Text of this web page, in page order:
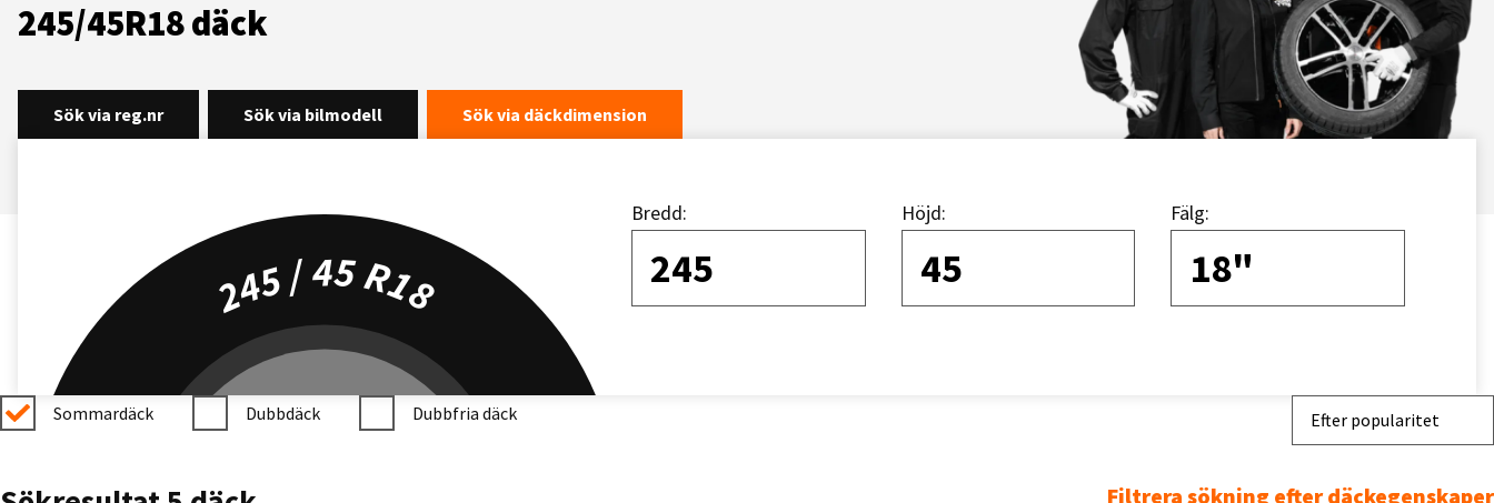
245/45R18 däck
Sök via reg.nr Sök via bilmodell Sök via däckdimension
245 / 45 R18
Bredd:
245
Höjd:
45
Fälg:
18"
Sommardäck Dubbdäck Dubbfria däck Efter popularitet
Filtrera sökning efter däckegenskaper